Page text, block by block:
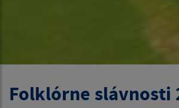
Folklórne slávnosti